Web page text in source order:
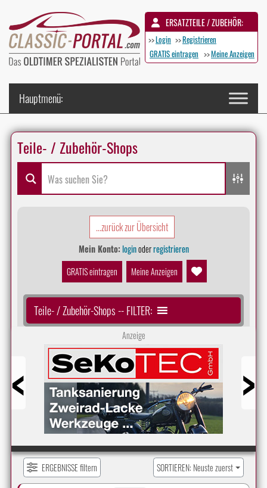
ERSATZTEILE / ZUBEHÖR:
>>Login >>Registrieren
GRATIS eintragen >>Meine Anzeigen
Teile- / Zubehör-Shops
...zurück zur Übersicht
Mein Konto:loginoderregistrieren
GRATIS eintragen
Meine Anzeigen
Teile- / Zubehör-Shops -- FILTER:
Anzeige
ERGEBNISSE filtern SORTIEREN: Neuste zuerst